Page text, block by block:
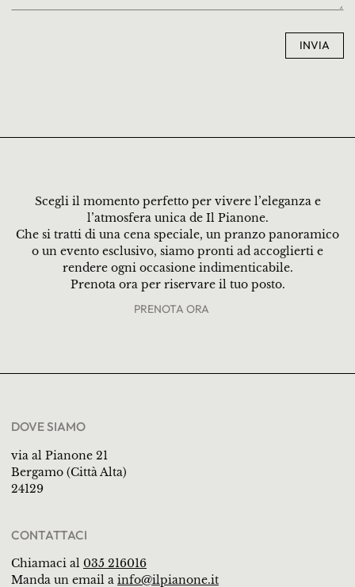
Scegli il momento perfetto per vivere l’eleganza e
l’atmosfera unica de Il Pianone.
Che si tratti di una cena speciale, un pranzo panoramico
o un evento esclusivo, siamo pronti ad accoglierti e
rendere ogni occasione indimenticabile.
Prenota ora per riservare il tuo posto.
PRENOTA ORA
DOVE SIAMO
via al Pianone 21
Bergamo (Città Alta)
24129
CONTATTACI
Chiamaci al 035 216016
Manda un email a info@ilpianone.it